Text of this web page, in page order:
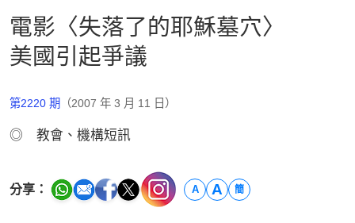
電影〈失落了的耶穌墓穴〉
美國引起爭議
第2220 期 （2007 年 3 月 11 日）
◎ 教會、機構短訊
分享： A A 簡